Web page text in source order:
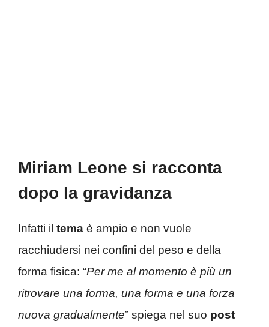
Miriam Leone si racconta
dopo la gravidanza
Infatti il tema è ampio e non vuole
racchiudersi nei confini del peso e della
forma fisica: “Per me al momento è più un
ritrovare una forma, una forma e una forza
nuova gradualmente” spiega nel suo post